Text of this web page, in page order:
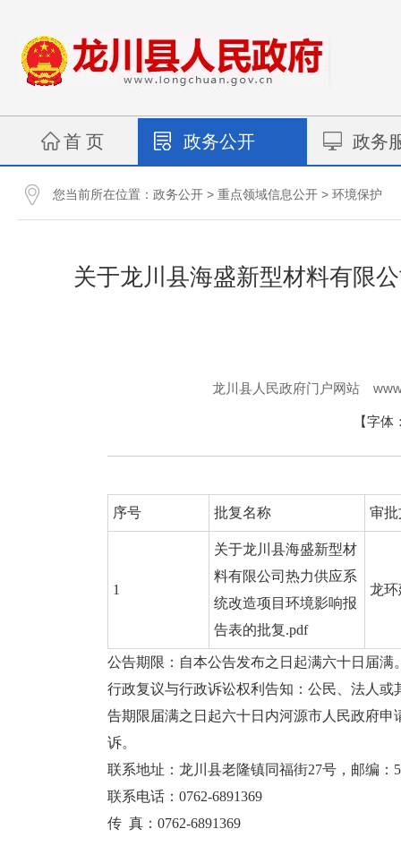
首 页 政务公开 政务
您当前所在位置： 政务公开 > 重点领域信息公开 > 环境保护
关于龙川县海盛新型材料有限
龙川县人民政府门户网站
【字体
序号 批复名称 审
1
关于龙川县海盛新型材
料有限公司热力供应系
统改造项目环境影响报
告表的批复.pdf
龙环
公告期限：自本公告发布之日起满六十日届满
行政复议与行政诉讼权利告知：公民、法人
告期限届满之日起六十日内河源市人民政府
诉。
联系地址：龙川县老隆镇同福街27号，邮编：
联系电话：0762-6891369
传 真：0762-6891369